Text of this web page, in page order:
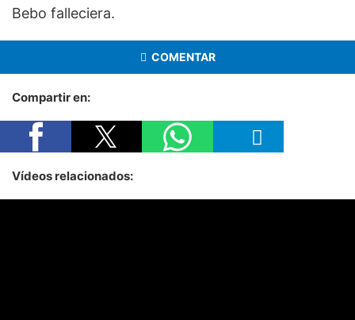
Bebo falleciera.
COMENTAR
Compartir en:
Vídeos relacionados: